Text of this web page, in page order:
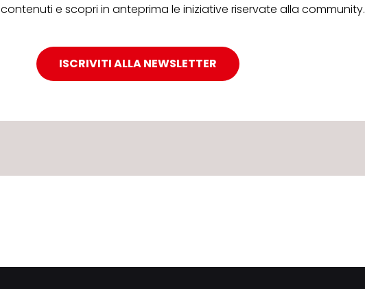
e scopri in anteprima le iniziative riservate alla community.
ISCRIVITI ALLA NEWSLETTER